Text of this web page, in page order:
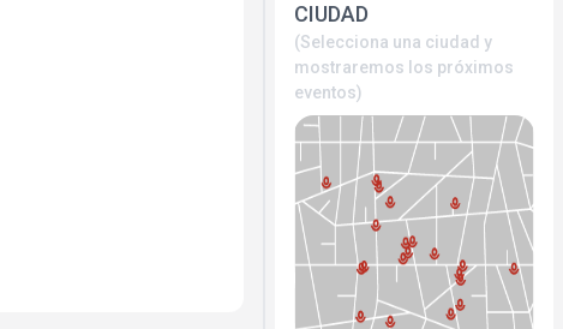
CIUDAD
(Selecciona una ciudad y
mostraremos los próximos
eventos)